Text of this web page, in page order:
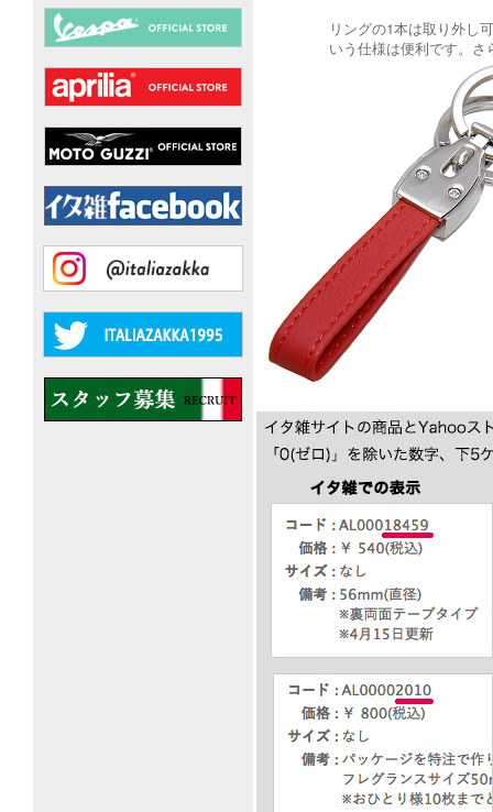
リングの1本は取り外し
いう仕様は便利です。